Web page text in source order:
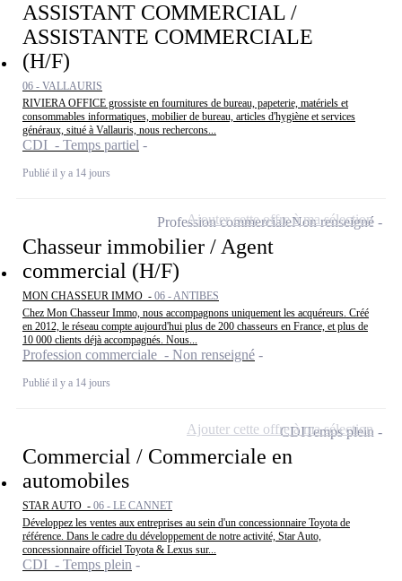
ASSISTANT COMMERCIAL /
ASSISTANTE COMMERCIALE
(H/F)
06 - VALLAURIS
RIVIERA OFFICE grossiste en fournitures de bureau, papeterie, matériels et
consommables informatiques, mobilier de bureau, articles d'hygiène et services
généraux, situé à Vallauris, nous rechercons...
CDI - Temps partiel
Publié il y a 14 jours
Chasseur immobilier / Agent
commercial (H/F)
MON CHASSEUR IMMO - 06 - ANTIBES
Chez Mon Chasseur Immo, nous accompagnons uniquement les acquéreurs. Créé
en 2012, le réseau compte aujourd'hui plus de 200 chasseurs en France, et plus de
10 000 clients déjà accompagnés. Nous...
Profession commerciale - Non renseigné
Publié il y a 14 jours
Profession commercialeNon renseigné
Ajouter cette offre à ma sélection
Commercial / Commerciale en
automobiles
STAR AUTO - 06 - LE CANNET
Développez les ventes aux entreprises au sein d'un concessionnaire Toyota de
référence. Dans le cadre du développement de notre activité, Star Auto,
concessionnaire officiel Toyota & Lexus sur...
CDI - Temps plein
CDITemps plein
Ajouter cette offre à ma sélection